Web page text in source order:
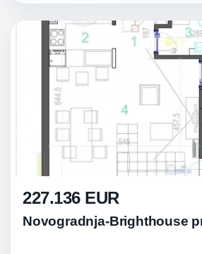
227.136 EUR
Novogradnja-Brighthouse